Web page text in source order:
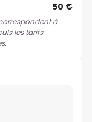
50 €
à
les tarifs